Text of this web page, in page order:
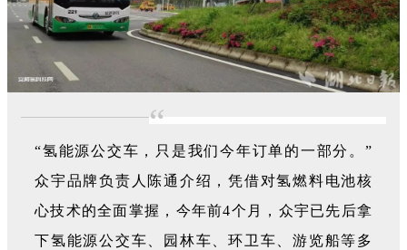
“
“氢能源公交车，只是我们今年订单的一部分。”
众宇品牌负责人陈通介绍，凭借对氢燃料电池核
心技术的全面掌握，今年前4个月，众宇已先后拿
下氢能源公交车、园林车、环卫车、游览船等多